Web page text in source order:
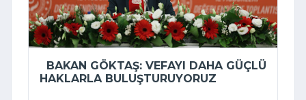
BAKAN GÖKTAŞ: VEFAYI DAHA GÜÇLÜ
HAKLARLA BULUŞTURUYORUZ